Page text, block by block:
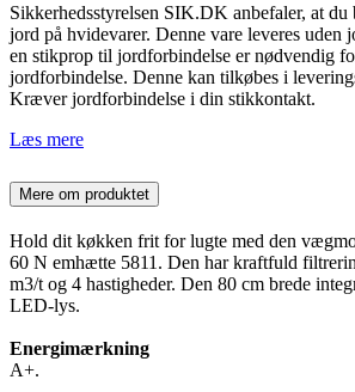
Sikkerhedsstyrelsen SIK.DK anbefaler, at
jord på hvidevarer. Denne vare leveres uden
en stikprop til jordforbindelse er nødvendig
jordforbindelse. Denne kan tilkøbes i
Kræver jordforbindelse i din stikkontakt.
Læs mere
Mere om produktet
Hold dit køkken frit for lugte med den
60 N emhætte 5811. Den har kraftfuld
m3/t og 4 hastigheder. Den 80 cm brede
LED-lys.
Energimærkning
A+.